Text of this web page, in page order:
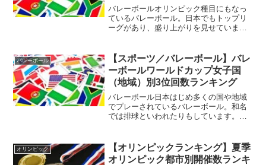
バレーボールオリンピック種目にもなっ
ているバレーボール。日本でもトップリ
ーグがあり、盛り上がりを見せていま
本でもプレーされていますが、世界各国
でプレーされているというこ...
バレーボール
【スポーツ／バレーボール】バレ
ーボールワールドカップ女子国
（地域）別3位回数ランキング
バレーボール日本はじめ多くの国や地域
でプレーされているバレーボール。和名
では排球といわれたりもしています。バ
際大会というのも存在しています。オリ
ンピックなんてのが最たる...
オリンピック
【オリンピックランキング】夏季
オリンピック都市別開催数ランキ